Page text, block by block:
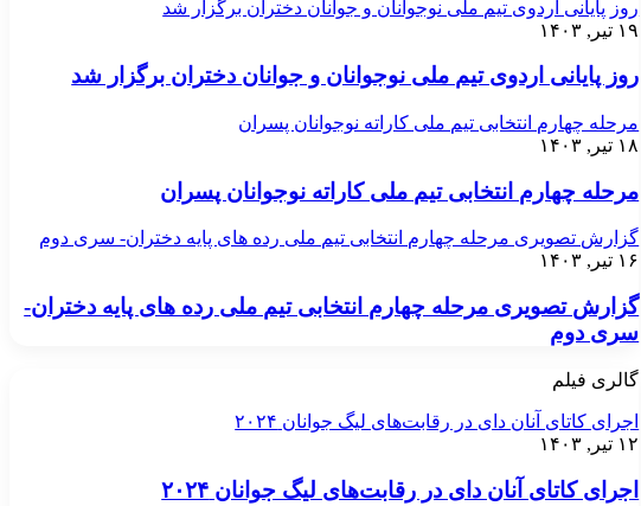
روز پایانی اردوی تیم ملی نوجوانان و جوانان دختران برگزار شد
۱۹ تیر, ۱۴۰۳
روز پایانی اردوی تیم ملی نوجوانان و جوانان دختران برگزار شد
مرحله چهارم انتخابی تیم ملی کاراته نوجوانان پسران
۱۸ تیر, ۱۴۰۳
مرحله چهارم انتخابی تیم ملی کاراته نوجوانان پسران
گزارش تصویری مرحله چهارم انتخابی تیم ملی رده های پایه دختران- سری دوم
۱۶ تیر, ۱۴۰۳
گزارش تصویری مرحله چهارم انتخابی تیم ملی رده های پایه دختران-
سری دوم
گالری فیلم
اجرای کاتای آنان دای در رقابت‌های لیگ جوانان ۲۰۲۴
۱۲ تیر, ۱۴۰۳
اجرای کاتای آنان دای در رقابت‌های لیگ جوانان ۲۰۲۴